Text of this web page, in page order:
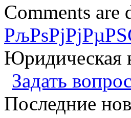
Comments are
Юридическая
Задать вопрос
Последние